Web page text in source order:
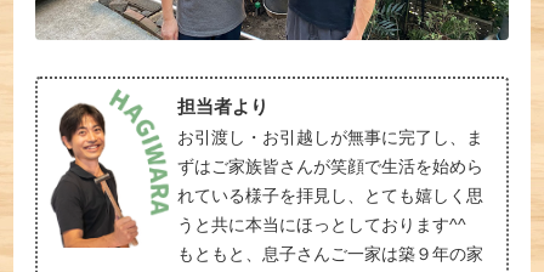
担当者より
お引渡し・お引越しが無事に完了し、ま
ずはご家族皆さんが笑顔で生活を始めら
れている様子を拝見し、とても嬉しく思
うと共に本当にほっとしております^^
もともと、息子さんご一家は築９年の家